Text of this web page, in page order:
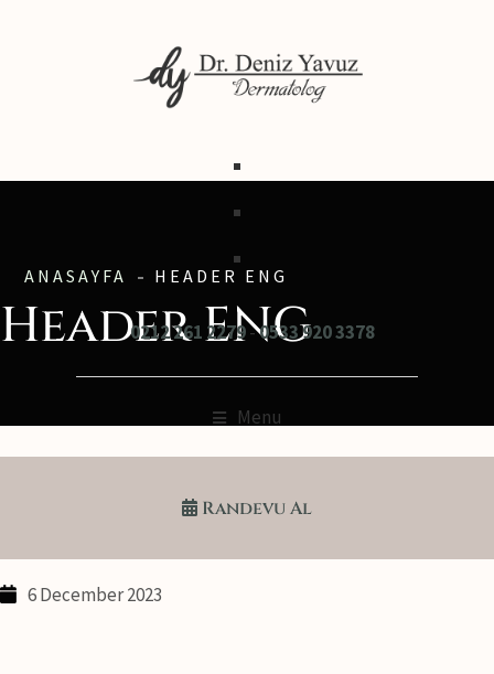
0212 261 2279-0533 920 3378
Menu
Randevu Al
Header ENG
ANASAYFA HEADER ENG
6 December 2023